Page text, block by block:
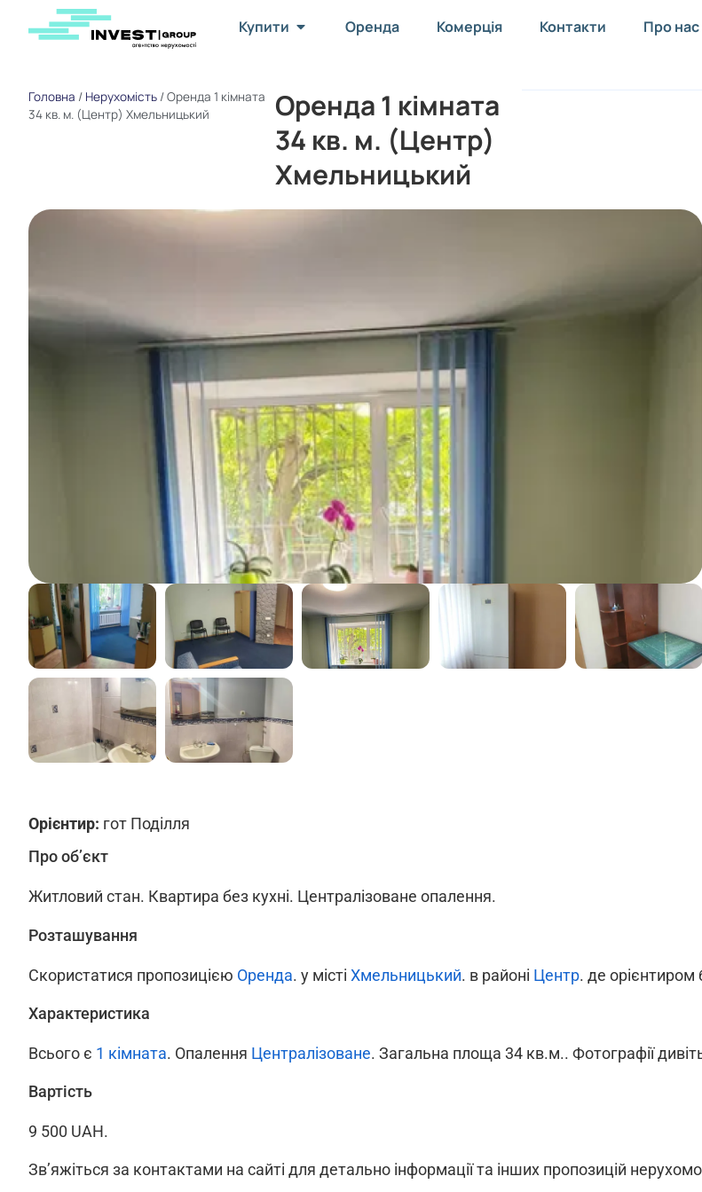
Купити Оренда Комерція Контакти Про нас
Головна / Нерухомість /Оренда 1 кімната
34 кв. м. (Центр) Хмельницький
Оренда 1 кімната
34 кв. м. (Центр)
Хмельницький
Орієнтир: гот Поділля
Про об’єкт
Житловий стан. Квартира без кухні. Централізоване опалення.
Розташування
Скористатися пропозицією Оренда. у місті Хмельницький. в районі Центр. де орієнтиром
Характеристика
Всього є 1 кімната. Опалення Централізоване. Загальна площа 34 кв.м.. Фотографії
Вартість
9 500 UAH.
Зв’яжіться за контактами на сайті для детально інформації та інших пропозицій